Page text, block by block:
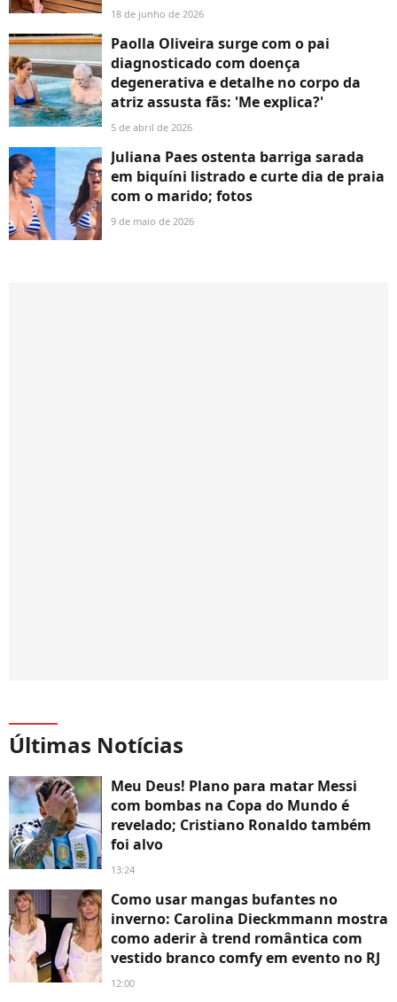
18 de junho de 2026
Paolla Oliveira surge com o pai
diagnosticado com doença
degenerativa e detalhe no corpo da
atriz assusta fãs: 'Me explica?'
5 de abril de 2026
Juliana Paes ostenta barriga sarada
em biquíni listrado e curte dia de praia
com o marido; fotos
9 de maio de 2026
Últimas Notícias
Meu Deus! Plano para matar Messi
com bombas na Copa do Mundo é
revelado; Cristiano Ronaldo também
foi alvo
13:24
Como usar mangas bufantes no
inverno: Carolina Dieckmmann mostra
como aderir à trend romântica com
vestido branco comfy em evento no RJ
12:00